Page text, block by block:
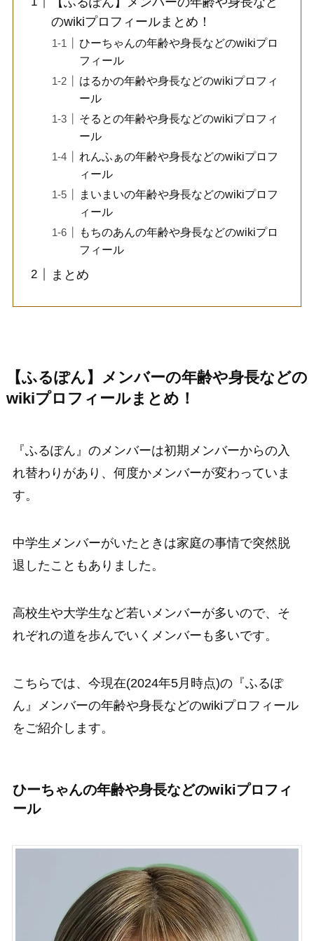
のwikiプロフィールまとめ！
ひーちゃんの年齢や身長などのwikiプロ
フィール
はるかの年齢や身長などのwikiプロフィ
ール
そるとの年齢や身長などのwikiプロフィ
ール
れんふぁの年齢や身長などのwikiプロフ
ィール
まいまいの年齢や身長などのwikiプロフ
ィール
もちのあんの年齢や身長などのwikiプロ
フィール
まとめ
【ふるぽん】メンバーの年齢や身長などの
wikiプロフィールまとめ！
『ふるぽん』のメンバーは初期メンバーからの入
れ替わりがあり、何度かメンバーが変わっていま
す。
中学生メンバーがいたときは家庭の事情で突然脱
退したこともありました。
高校生や大学生など若いメンバーが多いので、そ
れぞれの道を歩んでいくメンバーも多いです。
こちらでは、今現在(2024年5月時点)の『ふるぽ
ん』メンバーの年齢や身長などのwikiプロフィール
をご紹介します。
ひーちゃんの年齢や身長などのwikiプロフィ
ール